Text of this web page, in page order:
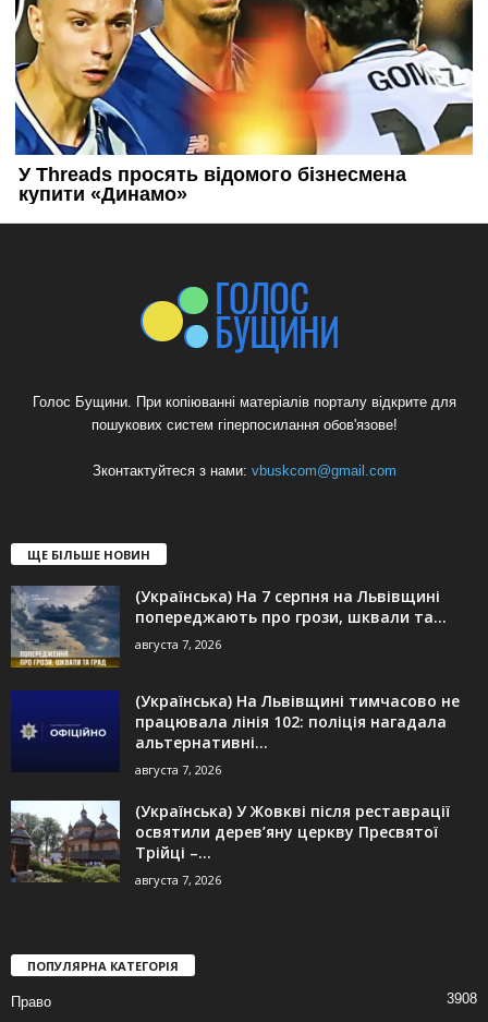
Голос Бущини. При копіюванні матеріалів порталу відкрите для
пошукових систем гіперпосилання обов'язове!
Зконтактуйтеся з нами: vbuskcom@gmail.com
ЩЕ БІЛЬШЕ НОВИН
(Українська) На 7 серпня на Львівщині
попереджають про грози, шквали та...
августа 7, 2026
(Українська) На Львівщині тимчасово не
працювала лінія 102: поліція нагадала
альтернативні...
августа 7, 2026
(Українська) У Жовкві після реставрації
освятили дерев’яну церкву Пресвятої
Трійці –...
августа 7, 2026
ПОПУЛЯРНА КАТЕГОРІЯ
Право 3908